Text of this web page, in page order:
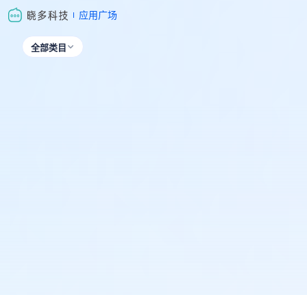
应用广场
全部类目 